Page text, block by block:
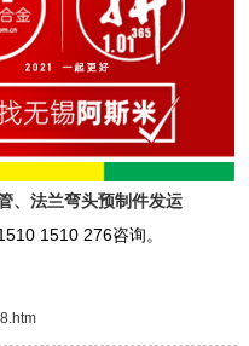
、法兰弯头预制件发运
1510 276咨询。